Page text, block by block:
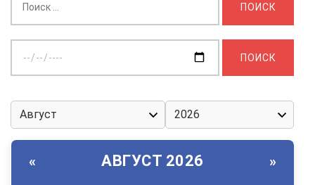
дату:
« АВГУСТ 2026 »